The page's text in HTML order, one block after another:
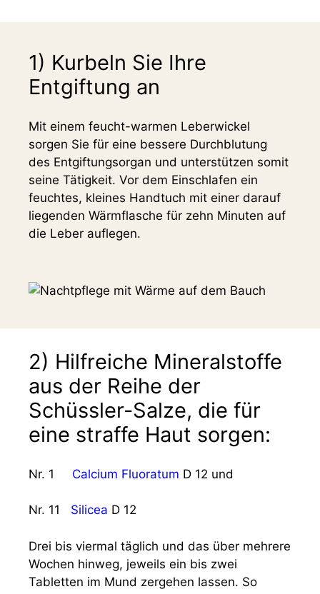
1) Kurbeln Sie Ihre
Entgiftung an
Mit einem feucht-warmen Leberwickel
sorgen Sie für eine bessere Durchblutung
des Entgiftungsorgan und unterstützen somit
seine Tätigkeit. Vor dem Einschlafen ein
feuchtes, kleines Handtuch mit einer darauf
liegenden Wärmflasche für zehn Minuten auf
die Leber auflegen.
2) Hilfreiche Mineralstoffe
aus der Reihe der
Schüssler-Salze, die für
eine straffe Haut sorgen:
Nr. 1 Calcium Fluoratum D 12 und
Nr. 11 Silicea D 12
Drei bis viermal täglich und das über mehrere
Wochen hinweg, jeweils ein bis zwei
Tabletten im Mund zergehen lassen. So